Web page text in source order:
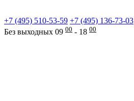
+7 (495) 510-53-59 +7 (495) 136-73-03
Без выходных 09 00 - 18 00